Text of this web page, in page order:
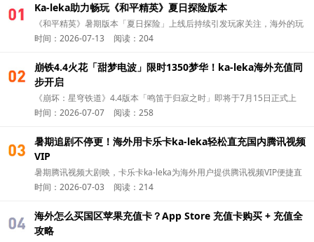
01
Ka-leka助力畅玩《和平精英》夏日探险版本
《和平精英》暑期版本「夏日探险」上线后持续引发玩家关注，海外的玩
家除了第一时间更新版本，可以通过 华人充值平台Ka-leka 完成国区游戏
时间：2026-07-13 阅读：204
01
崩铁4.4火花「甜梦电波」限时1350梦华！ka-leka海外充值同
步开启
《崩坏：星穹铁道》4.4版本「鸣笛于归寂之时」即将于7月15日正式上
线。今天就和卡乐卡ka-leka一起了解，怎么海外充值火花（Sparkle） 的
时间：2026-07-07 阅读：258
01
暑期追剧不停更！海外用卡乐卡ka-leka轻松直充国内腾讯视频
VIP
暑期腾讯视频大剧映，卡乐卡ka-leka为海外用户提供腾讯视频VIP便捷直
充，追剧无广告畅看一夏。
时间：2026-07-03 阅读：214
01
海外怎么买国区苹果充值卡？App Store 充值卡购买 + 充值全
攻略